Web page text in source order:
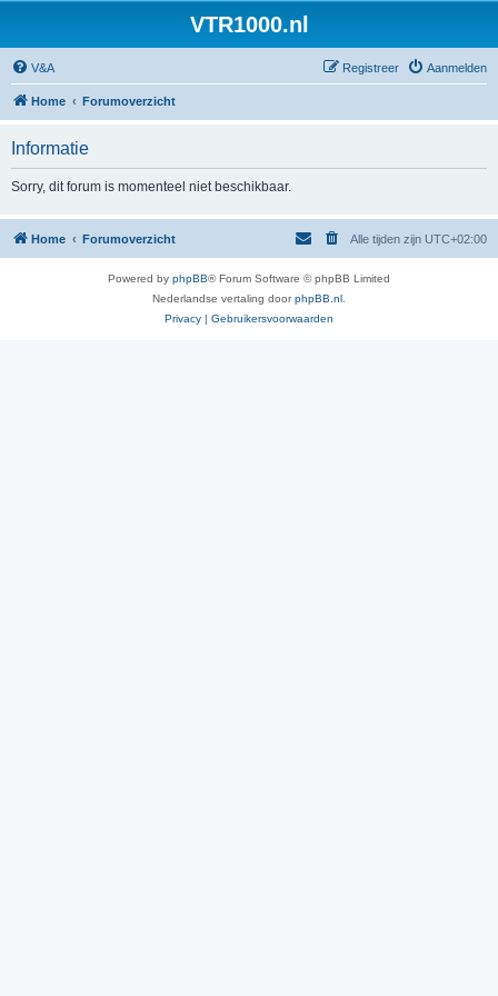
VTR1000.nl
V&A Aanmelden
Registreer
Home Forumoverzicht
Informatie
Sorry, dit forum is momenteel niet beschikbaar.
Home Forumoverzicht Alle tijden zijn UTC+02:00
Powered by phpBB® Forum Software © phpBB Limited
Nederlandse vertaling doorphpBB.nl
Privacy | Gebruikersvoorwaarden